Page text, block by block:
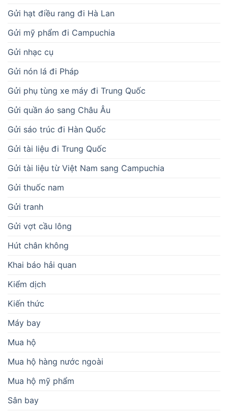
Gửi hạt điều rang đi Hà Lan
Gửi mỹ phẩm đi Campuchia
Gửi nhạc cụ
Gửi nón lá đi Pháp
Gửi phụ tùng xe máy đi Trung Quốc
Gửi quần áo sang Châu Âu
Gửi sáo trúc đi Hàn Quốc
Gửi tài liệu đi Trung Quốc
Gửi tài liệu từ Việt Nam sang Campuchia
Gửi thuốc nam
Gửi tranh
Gửi vợt cầu lông
Hút chân không
Khai báo hải quan
Kiểm dịch
Kiến thức
Máy bay
Mua hộ
Mua hộ hàng nước ngoài
Mua hộ mỹ phẩm
Sân bay